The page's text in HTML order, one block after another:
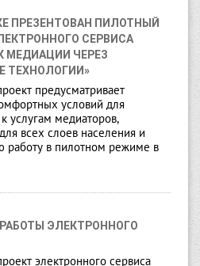
ПРЕЗЕНТОВАН ПИЛОТНЫЙ
СЕРВИСА
МЕДИАЦИИ ЧЕРЕЗ
ТЕХНОЛОГИИ»
предусматривает
условий для
услугам медиаторов,
всех слоев населения и
работу в пилотном режиме в
ЭЛЕКТРОННОГО
электронного сервиса